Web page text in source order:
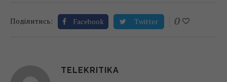
Поділитись: Facebook Twitter 0
TELEKRITIKA